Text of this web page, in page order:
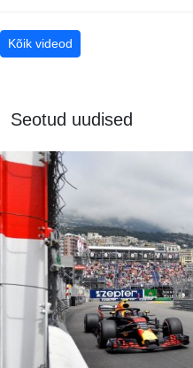
Kõik videod
Seotud uudised